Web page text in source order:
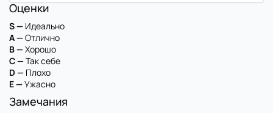
Оценки
S — Идеально
A — Отлично
B — Хорошо
C — Так себе
D — Плохо
E — Ужасно
Замечания